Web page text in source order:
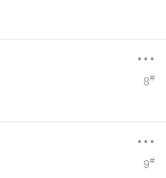
...
8#
...
9#